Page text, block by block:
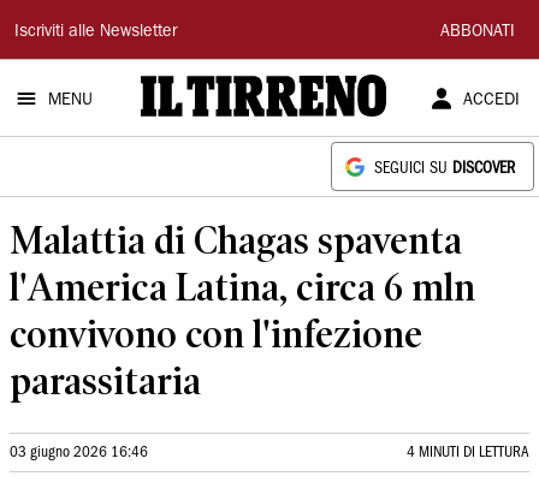
Il
Tirreno
Iscriviti alle Newsletter ABBONATI
MENU ACCEDI
SEGUICI SU DISCOVER
Malattia di Chagas spaventa
l'America Latina, circa 6 mln
convivono con l'infezione
parassitaria
03 giugno 2026 16:46 4 MINUTI DI LETTURA